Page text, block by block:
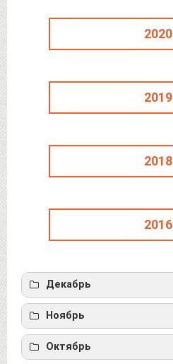
2020
2019
2018
2016
Декабрь
Гришковец, В.
Ноябрь
Лосич, П.
Октябрь